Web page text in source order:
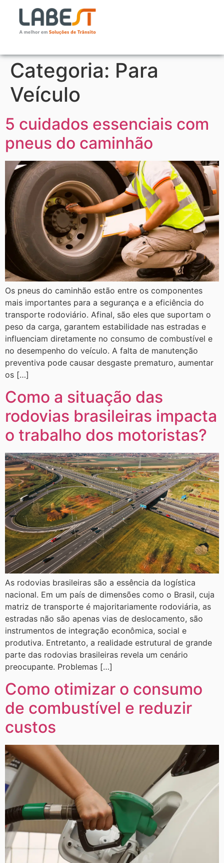
Categoria: Para
Veículo
5 cuidados essenciais com
pneus do caminhão
Os pneus do caminhão estão entre os componentes
mais importantes para a segurança e a eficiência do
transporte rodoviário. Afinal, são eles que suportam o
peso da carga, garantem estabilidade nas estradas e
influenciam diretamente no consumo de combustível e
no desempenho do veículo. A falta de manutenção
preventiva pode causar desgaste prematuro, aumentar
os […]
Como a situação das
rodovias brasileiras impacta
o trabalho dos motoristas?
As rodovias brasileiras são a essência da logística
nacional. Em um país de dimensões como o Brasil, cuja
matriz de transporte é majoritariamente rodoviária, as
estradas não são apenas vias de deslocamento, são
instrumentos de integração econômica, social e
produtiva. Entretanto, a realidade estrutural de grande
parte das rodovias brasileiras revela um cenário
preocupante. Problemas […]
Como otimizar o consumo
de combustível e reduzir
custos